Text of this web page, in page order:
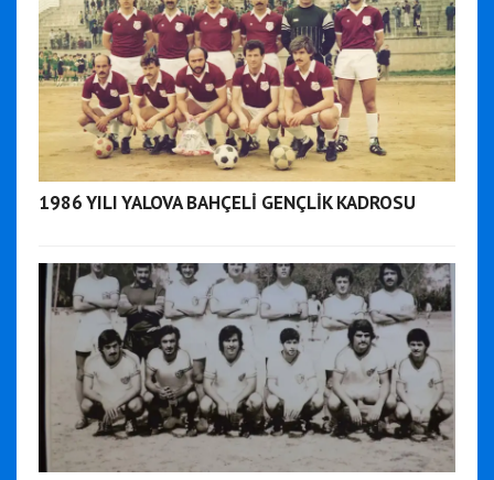
1986 YILI YALOVA BAHÇELİ GENÇLİK KADROSU